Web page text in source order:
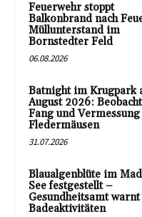
Feuerwehr stoppt
Balkonbrand nach
Müllunterstand im
Bornstedter Feld
06.08.2026
Batnight im Krugpark
August 2026:
Fang und
Fledermäusen
31.07.2026
Blaualgenblüte im
See festgestellt –
Gesundheitsamt
Badeaktivitäten